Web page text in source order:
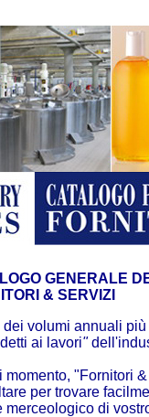
GENERALE
& SERVIZI
dei volumi annuali
ai lavori"
momento, "Fornitori
per trovare
merceologico di